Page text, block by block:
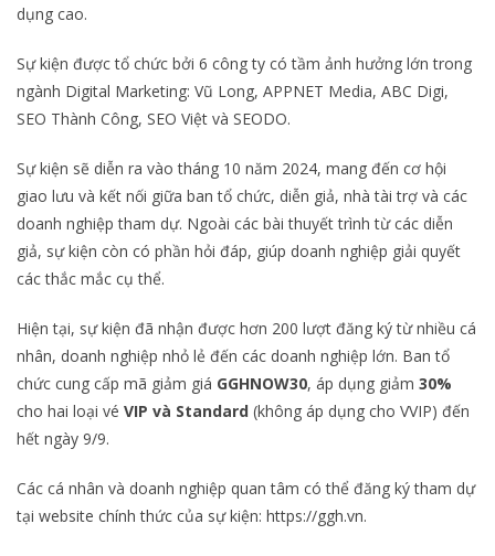
dụng cao.
Sự kiện được tổ chức bởi 6 công ty có tầm ảnh hưởng lớn trong
ngành Digital Marketing: Vũ Long, APPNET Media, ABC Digi,
SEO Thành Công, SEO Việt và SEODO.
Sự kiện sẽ diễn ra vào tháng 10 năm 2024, mang đến cơ hội
giao lưu và kết nối giữa ban tổ chức, diễn giả, nhà tài trợ và các
doanh nghiệp tham dự. Ngoài các bài thuyết trình từ các diễn
giả, sự kiện còn có phần hỏi đáp, giúp doanh nghiệp giải quyết
các thắc mắc cụ thể.
Hiện tại, sự kiện đã nhận được hơn 200 lượt đăng ký từ nhiều cá
nhân, doanh nghiệp nhỏ lẻ đến các doanh nghiệp lớn. Ban tổ
chức cung cấp mã giảm giá GGHNOW30, áp dụng giảm 30%
cho hai loại vé VIP và Standard (không áp dụng cho VVIP) đến
hết ngày 9/9.
Các cá nhân và doanh nghiệp quan tâm có thể đăng ký tham dự
tại website chính thức của sự kiện: https://ggh.vn.